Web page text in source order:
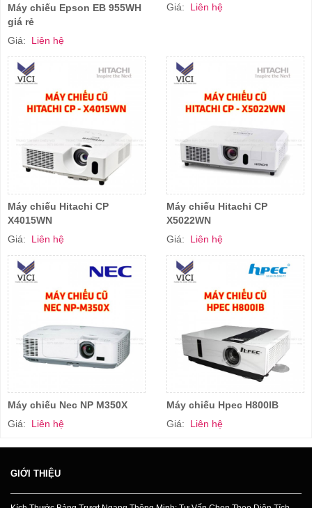
Máy chiếu Epson EB 955WH
giá rẻ
Giá: Liên hệ
Giá: Liên hệ
Máy chiếu Hitachi CP
X4015WN
Giá: Liên hệ
Máy chiếu Hitachi CP
X5022WN
Giá: Liên hệ
Máy chiếu Nec NP M350X
Giá: Liên hệ
Máy chiếu Hpec H800IB
Giá: Liên hệ
GIỚI THIỆU